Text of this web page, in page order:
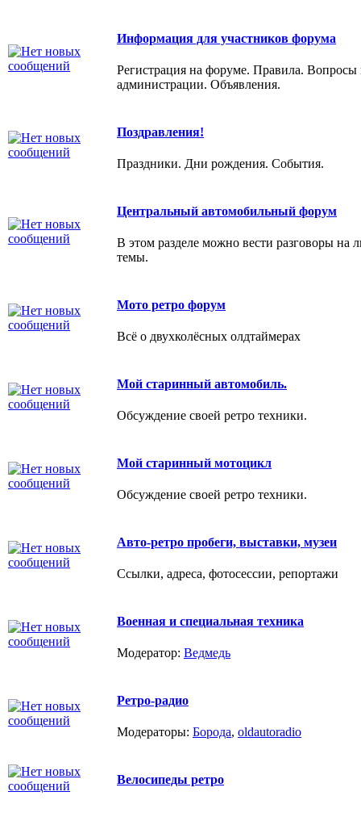
Информация для участников форума
Регистрация на форуме. Правила. Вопросы
администрации. Объявления.
Поздравления!
Праздники. Дни рождения. События.
Центральный автомобильный форум
В этом разделе можно вести разговоры на
темы.
Мото ретро форум
Всё о двухколёсных олдтаймерах
Мой старинный автомобиль.
Обсуждение своей ретро техники.
Мой старинный мотоцикл
Обсуждение своей ретро техники.
Авто-ретро пробеги, выставки, музеи
Ссылки, адреса, фотосессии, репортажи
Военная и специальная техника
Модератор: Ведмедь
Ретро-радио
Модераторы: Борода, oldautoradio
Велосипеды ретро